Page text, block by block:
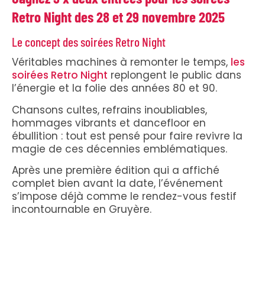
Retro Night des 28 et 29 novembre 2025
Le concept des soirées Retro Night
Véritables machines à remonter le temps, les
soirées Retro Night replongent le public dans
l’énergie et la folie des années 80 et 90.
Chansons cultes, refrains inoubliables,
hommages vibrants et dancefloor en
ébullition : tout est pensé pour faire revivre la
magie de ces décennies emblématiques.
Après une première édition qui a affiché
complet bien avant la date, l’événement
s’impose déjà comme le rendez-vous festif
incontournable en Gruyère.